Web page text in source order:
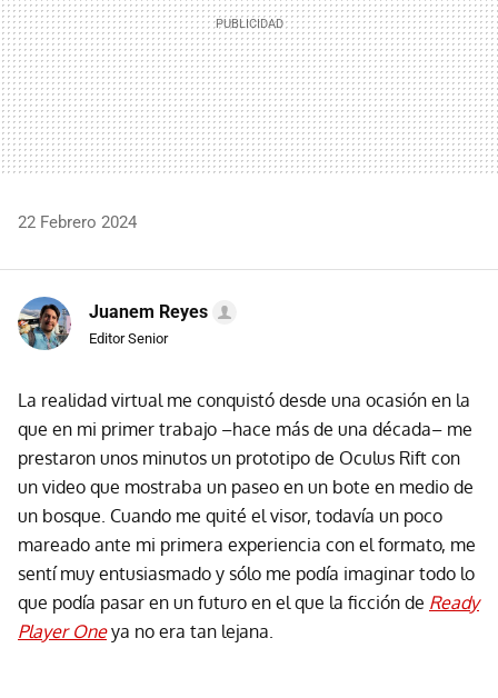
22 Febrero 2024
Juanem Reyes
Editor Senior
La realidad virtual me conquistó desde una ocasión en la
que en mi primer trabajo –hace más de una década– me
prestaron unos minutos un prototipo de Oculus Rift con
un video que mostraba un paseo en un bote en medio de
un bosque. Cuando me quité el visor, todavía un poco
mareado ante mi primera experiencia con el formato, me
sentí muy entusiasmado y sólo me podía imaginar todo lo
que podía pasar en un futuro en el que la ficción de Ready
Player Oneya no era tan lejana.